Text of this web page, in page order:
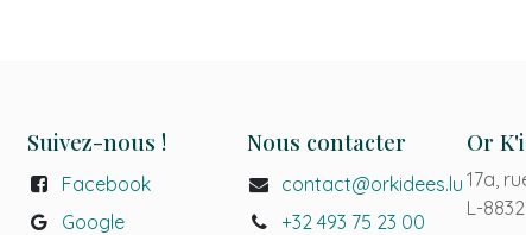
Nous contacter
contact@orkidees.lu
+32 493 75 23 00
Suivez-nous !
Facebook
Google
Or
17a,
L-